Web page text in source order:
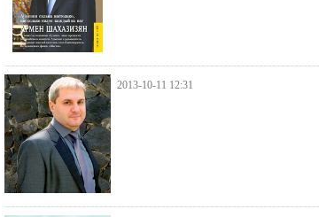
2013-10-11 12:31